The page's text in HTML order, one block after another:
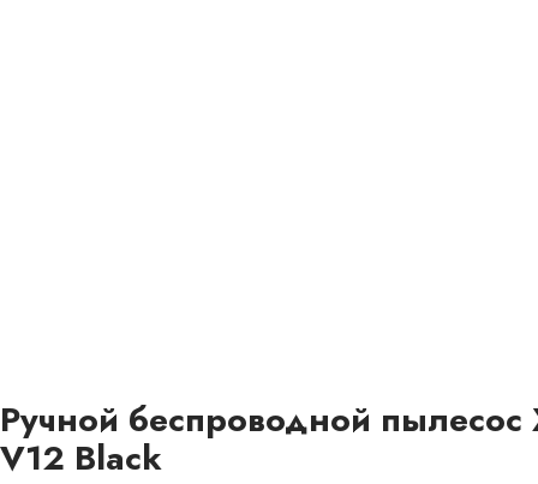
Ручной беспроводной пылесос
V12 Black